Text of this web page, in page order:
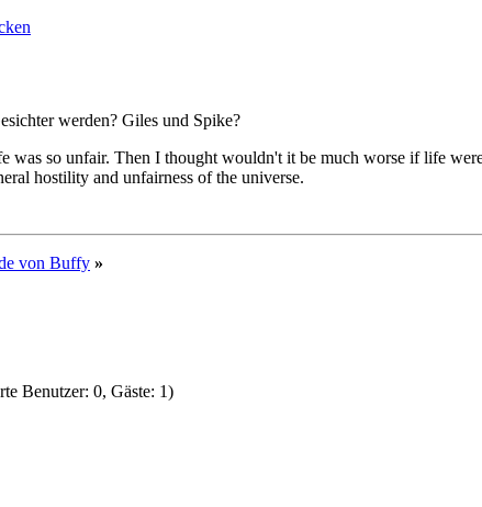
werden? Giles und Spike?
so unfair. Then I thought wouldn't it be much worse if life
hostility and unfairness of the universe.
von Buffy »
Benutzer: 0, Gäste: 1)